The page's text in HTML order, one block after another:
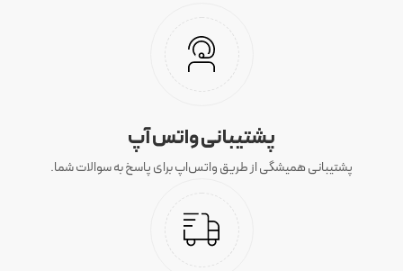
پشتیبانی واتس آپ
پشتیبانی همیشگی از طریق واتس‌اپ برای پاسخ به سوالات شما.